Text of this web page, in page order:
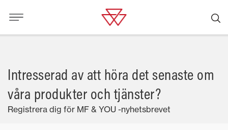
Intresserad av att höra det senaste om
våra produkter och tjänster?
Registrera dig för MF & YOU -nyhetsbrevet